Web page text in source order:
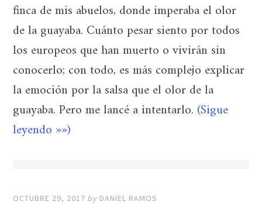
finca de mis abuelos, donde imperaba el olor
de la guayaba. Cuánto pesar siento por todos
los europeos que han muerto o vivirán sin
conocerlo; con todo, es más complejo explicar
la emoción por la salsa que el olor de la
guayaba. Pero me lancé a intentarlo. (Sigue
leyendo »»)
OCTUBRE 29, 2017 by DANIEL RAMOS